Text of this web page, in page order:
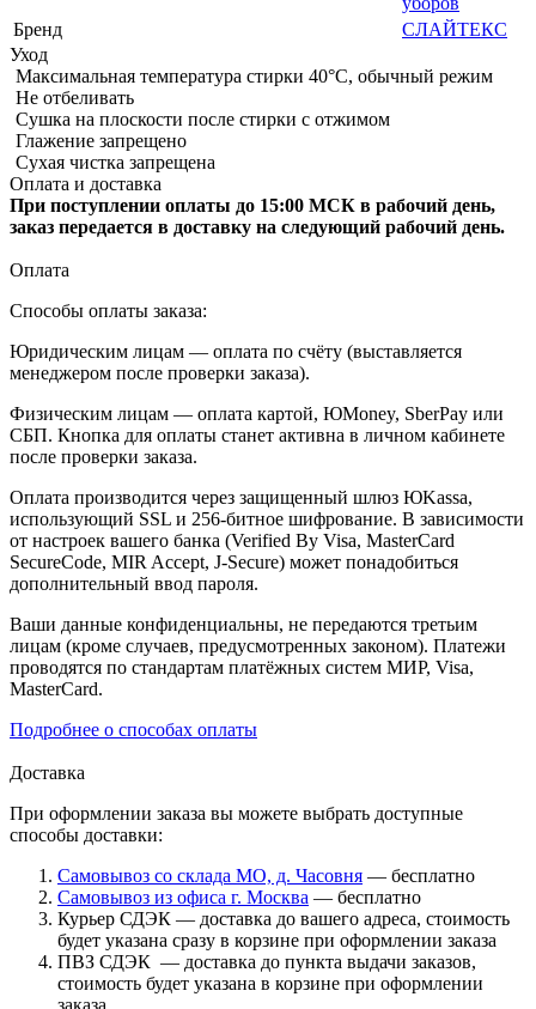
Бренд
СЛАЙТЕКС
Уход
Максимальная температура стирки 40°C, обычный режим
Не отбеливать
Сушка на плоскости после стирки с отжимом
Глажение запрещено
Сухая чистка запрещена
Оплата и доставка
При поступлении оплаты до 15:00 МСК в рабочий день,
заказ передается в доставку на следующий рабочий день.
Оплата
Способы оплаты заказа:
Юридическим лицам — оплата по счёту (выставляется
менеджером после проверки заказа).
Физическим лицам — оплата картой, ЮMoney, SberPay или
СБП. Кнопка для оплаты станет активна в личном кабинете
после проверки заказа.
Оплата производится через защищенный шлюз ЮKassa,
использующий SSL и 256-битное шифрование. В зависимости
от настроек вашего банка (Verified By Visa, MasterCard
SecureCode, MIR Accept, J-Secure) может понадобиться
дополнительный ввод пароля.
Ваши данные конфиденциальны, не передаются третьим
лицам (кроме случаев, предусмотренных законом). Платежи
проводятся по стандартам платёжных систем МИР, Visa,
MasterCard.
Подробнее о способах оплаты
Доставка
При оформлении заказа вы можете выбрать доступные
способы доставки:
Самовывоз со склада МО, д. Часовня — бесплатно
Самовывоз из офиса г. Москва — бесплатно
Курьер СДЭК — доставка до вашего адреса, стоимость
будет указана сразу в корзине при оформлении заказа
ПВЗ СДЭК — доставка до пункта выдачи заказов,
стоимость будет указана в корзине при оформлении
заказа